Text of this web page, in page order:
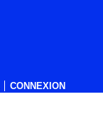
CONNEXION